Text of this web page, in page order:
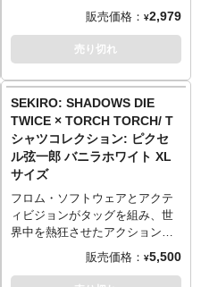
http://www.torchtorch.jp
XLサイズ （77cm／58cm／
54cm／24cm）
60cm／26cm）
──────────────────
■マテリアル
綿100% 5.6oz ヘビーウェイトボ
ディ
※杢灰のみ 綿90%、ポリエステ
ル10% 5.6oz ヘビーウェイトボ
ディ
http://www.torchtorch.jp
※「手拭い」の性質上、少なか
ら小さなほつれなどがございま
すが、そのほつれは不良はなく
きます。
ような手拭いが使われていたの
では…という想像から誕生した
アイテム。細い糸を高密度で打
ち込んだ特岡生地を使用し、柔
を出すために染料を使用し、裏
面にもデザインが透けるよう配
慮されました。ラインナップは
「御子九郎」、「葦名弦一
郎」、「孤影衆」の3種で、それ
ぞれの紋をモチーフにデザイ
ン。こちらは「御子九郎」、御
子の胴服の背中に刺繍された紋
※「手拭い」の性質上、少なか
ら小さなほつれなどがございま
販売価格： ¥2,979
売り切れ
SEKIRO: SHADOWS DIE
TWICE × TORCH TORCH/ T
シャツコレクション: ピクセ
ル弦一郎 バニラホワイト XL
サイズ
フロム・ソフトウェアとアクテ
ィビジョンがタッグを組み、世
界中を熱狂させたアクション・
アドベンチャーゲーム
『SEKIRO: SHADOWS DIE
TWICE』。「TORCH TORCH」
販売価格： ¥5,500